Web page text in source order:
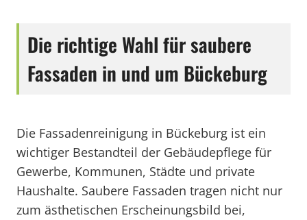
Die richtige Wahl für saubere
Fassaden in und um Bückeburg
Die Fassadenreinigung in Bückeburg ist ein
wichtiger Bestandteil der Gebäudepflege für
Gewerbe, Kommunen, Städte und private
Haushalte. Saubere Fassaden tragen nicht nur
zum ästhetischen Erscheinungsbild bei,